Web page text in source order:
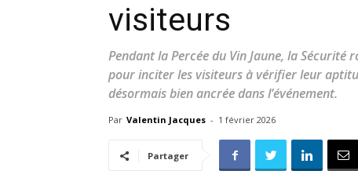
visiteurs
Pendant la Percée du Vin Jaune, la
pour inciter les visiteurs à vérifier leur
désormais bien ancrée dans l’événement.
Par Valentin Jacques - 1 février 2026
Partager